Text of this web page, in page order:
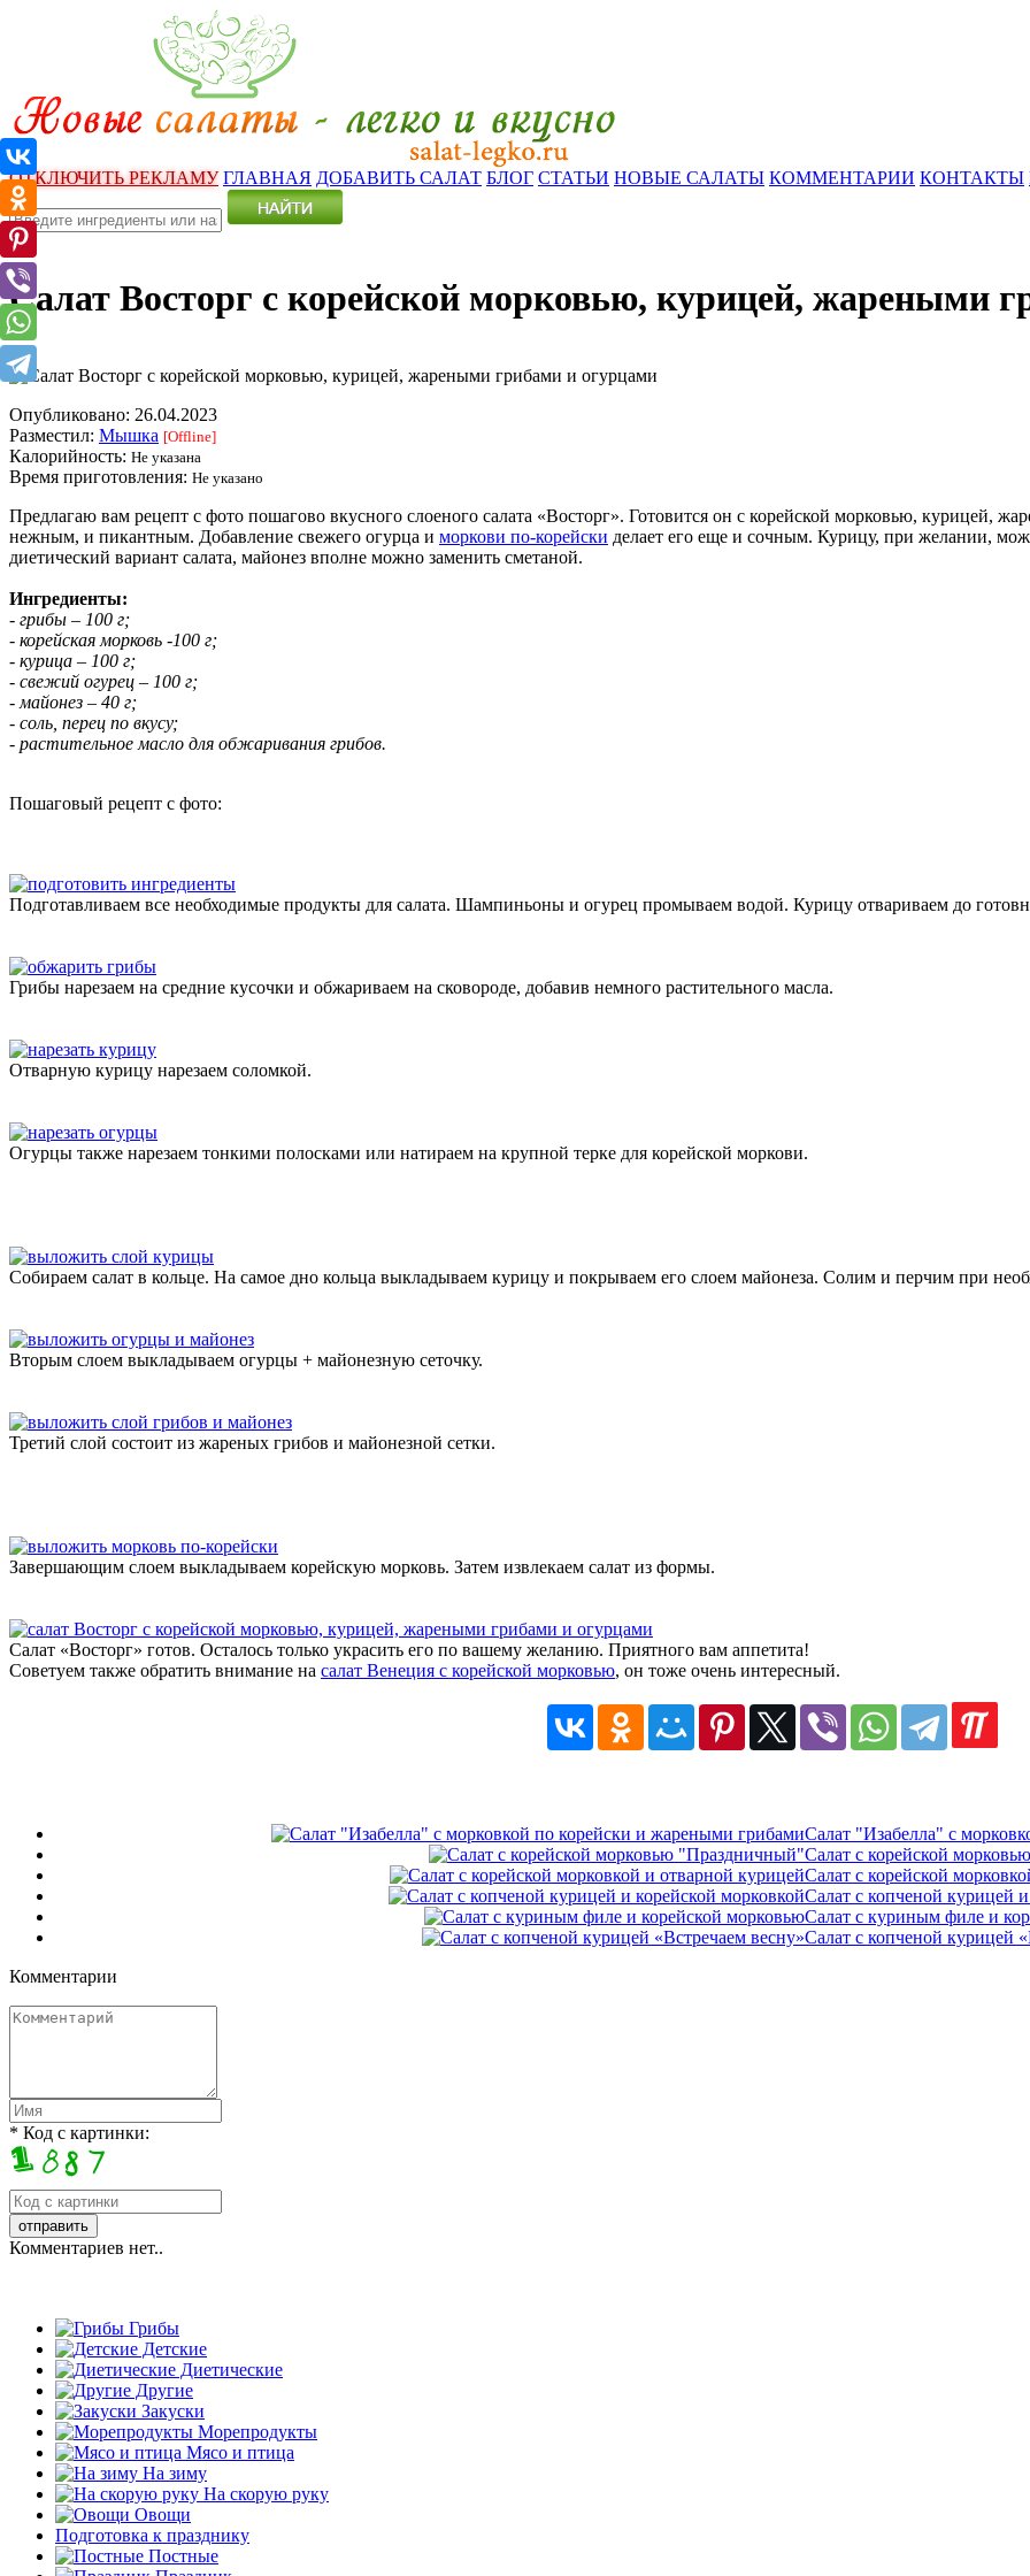
ОТКЛЮЧИТЬ РЕКЛАМУ ГЛАВНАЯ ДОБАВИТЬ САЛАТ БЛОГ СТАТЬИ НОВЫЕ САЛАТЫ КОММЕНТАРИИ КОНТАКТЫ
Салат Восторг с корейской морковью, курицей, жареными
Опубликовано: 26.04.2023
Разместил: Мышка [Offline]
Калорийность: Не указана
Время приготовления: Не указано
Предлагаю вам рецепт с фото пошагово вкусного слоеного салата «Восторг». Готовится он с корейской морковью, курицей,
нежным, и пикантным. Добавление свежего огурца и моркови по-корейски делает его еще и сочным. Курицу, при желании,
диетический вариант салата, майонез вполне можно заменить сметаной.
Ингредиенты:
- грибы – 100 г;
- корейская морковь -100 г;
- курица – 100 г;
- свежий огурец – 100 г;
- майонез – 40 г;
- соль, перец по вкусу;
- растительное масло для обжаривания грибов.
Пошаговый рецепт с фото:
Подготавливаем все необходимые продукты для салата. Шампиньоны и огурец промываем водой. Курицу отвариваем до
Грибы нарезаем на средние кусочки и обжариваем на сковороде, добавив немного растительного масла.
Отварную курицу нарезаем соломкой.
Огурцы также нарезаем тонкими полосками или натираем на крупной терке для корейской моркови.
Собираем салат в кольце. На самое дно кольца выкладываем курицу и покрываем его слоем майонеза. Солим и перчим при
Вторым слоем выкладываем огурцы + майонезную сеточку.
Третий слой состоит из жареных грибов и майонезной сетки.
Завершающим слоем выкладываем корейскую морковь. Затем извлекаем салат из формы.
Салат «Восторг» готов. Осталось только украсить его по вашему желанию. Приятного вам аппетита!
Советуем также обратить внимание на салат Венеция с корейской морковью, он тоже очень интересный.
Салат "Изабелла" с
Салат с корейской
Салат с корейской
Салат с копченой курицей
Салат с куриным филе и
Салат с копченой курицей
Комментарии
* Код с картинки:
Комментариев нет..
Грибы
Детские
Диетические
Другие
Закуски
Морепродукты
Мясо и птица
На зиму
На скорую руку
Овощи
Подготовка к празднику
Постные